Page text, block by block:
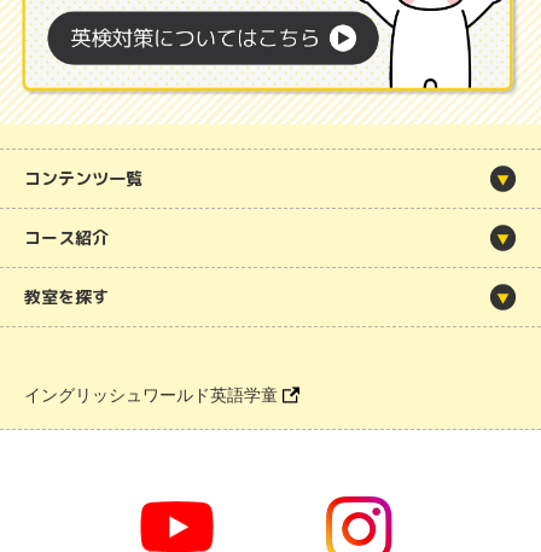
コンテンツ一覧
コース紹介
教室を探す
イングリッシュワールド英語学童